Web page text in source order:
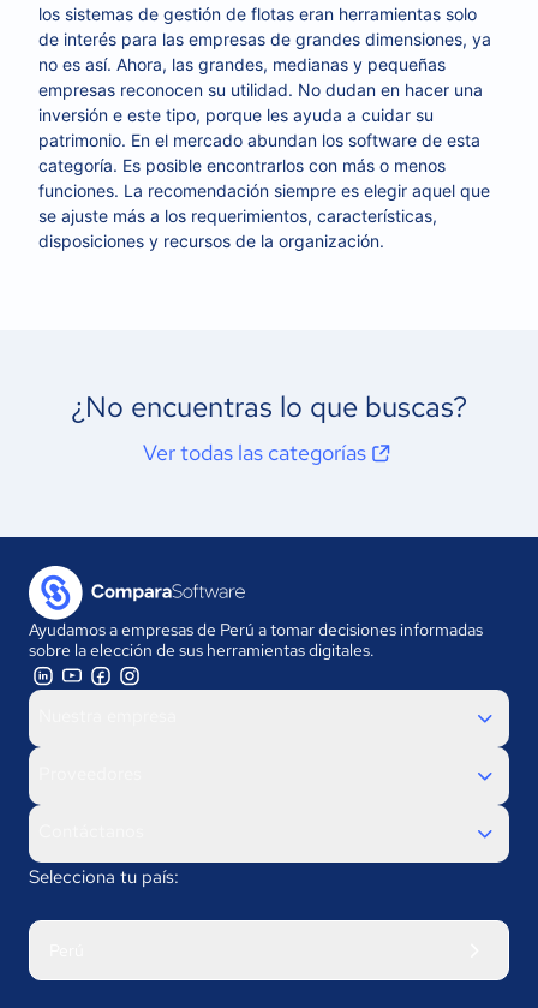
los sistemas de gestión de flotas eran herramientas solo
de interés para las empresas de grandes dimensiones, ya
no es así. Ahora, las grandes, medianas y pequeñas
empresas reconocen su utilidad. No dudan en hacer una
inversión e este tipo, porque les ayuda a cuidar su
patrimonio. En el mercado abundan los software de esta
categoría. Es posible encontrarlos con más o menos
funciones. La recomendación siempre es elegir aquel que
se ajuste más a los requerimientos, características,
disposiciones y recursos de la organización.
¿No encuentras lo que buscas?
Ver todas las categorías
Ayudamos a empresas de Perú a tomar decisiones informadas
sobre la elección de sus herramientas digitales.
Selecciona tu país: